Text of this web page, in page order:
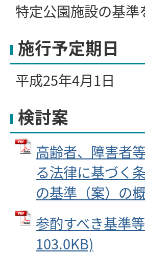
特定公園施設の基
施行予定期日
平成25年4月1日
検討案
高齢者、障害者
る法律に基づく
の基準（案）の
参酌すべき基準
103.0KB)